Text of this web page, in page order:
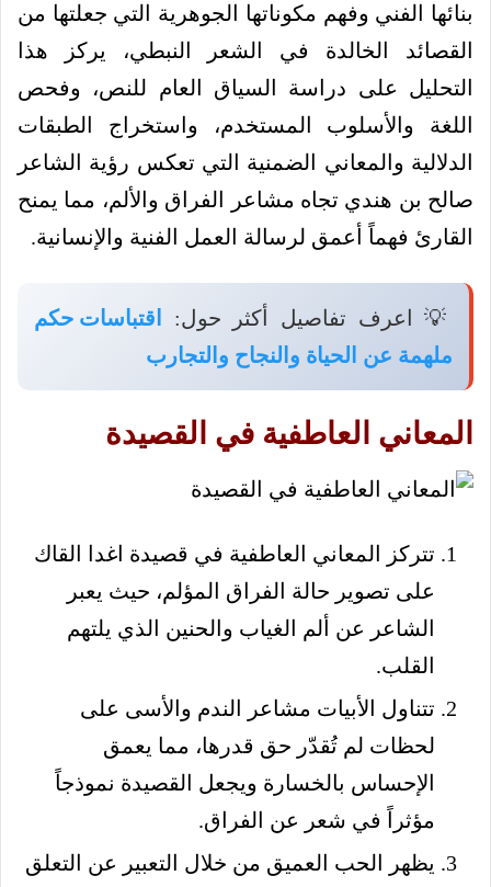
بنائها الفني وفهم مكوناتها الجوهرية التي جعلتها من
القصائد الخالدة في الشعر النبطي، يركز هذا
التحليل على دراسة السياق العام للنص، وفحص
اللغة والأسلوب المستخدم، واستخراج الطبقات
الدلالية والمعاني الضمنية التي تعكس رؤية الشاعر
صالح بن هندي تجاه مشاعر الفراق والألم، مما يمنح
القارئ فهماً أعمق لرسالة العمل الفنية والإنسانية.
💡 اعرف تفاصيل أكثر حول:
اقتباسات حكم
ملهمة عن الحياة والنجاح والتجارب
المعاني العاطفية في القصيدة
تتركز المعاني العاطفية في قصيدة اغدا القاك
على تصوير حالة الفراق المؤلم، حيث يعبر
الشاعر عن ألم الغياب والحنين الذي يلتهم
القلب.
تتناول الأبيات مشاعر الندم والأسى على
لحظات لم تُقدّر حق قدرها، مما يعمق
الإحساس بالخسارة ويجعل القصيدة نموذجاً
مؤثراً في شعر عن الفراق.
يظهر الحب العميق من خلال التعبير عن التعلق